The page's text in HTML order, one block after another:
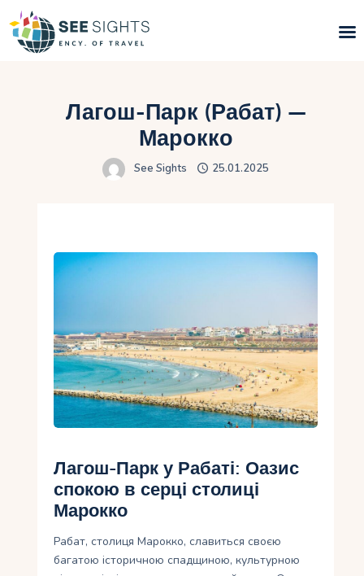
Типи Турів
Інфо
Контакти
Укр
Лагош-Парк (Рабат) —
Марокко
See Sights 25.01.2025
Лагош-Парк у Рабаті: Оазис
спокою в серці столиці
Марокко
Рабат, столиця Марокко, славиться своєю
багатою історичною спадщиною, культурною